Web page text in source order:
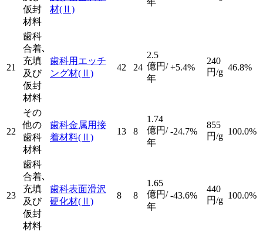
仮封
材料
材(Ⅱ)
年
21
歯科
合着､
充填
及び
仮封
材料
歯科用エッチ
ング材(Ⅱ)
42 24
2.5
億円/
年
+5.4%
240
円/g 46.8%
22
その
他の
歯科
材料
歯科金属用接
着材料(Ⅱ)
13 8
1.74
億円/
年
-24.7%
855
円/g 100.0%
23
歯科
合着､
充填
及び
仮封
材料
歯科表面滑沢
硬化材(Ⅱ)
8 8
1.65
億円/
年
-43.6%
440
円/g 100.0%